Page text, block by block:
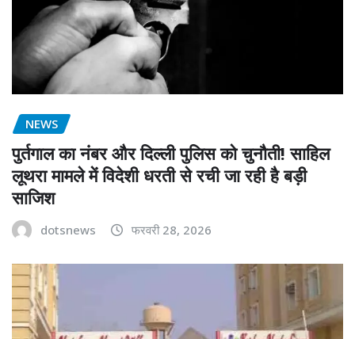
NEWS
पुर्तगाल का नंबर और दिल्ली पुलिस को चुनौती! साहिल
लूथरा मामले में विदेशी धरती से रची जा रही है बड़ी
साजिश
dotsnews फरवरी 28, 2026